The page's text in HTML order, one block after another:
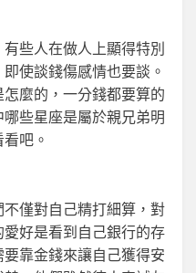
些人在做人上顯得特別
使談錢傷感情也要談。
麼的，一分錢都要算的
些星座是屬於親兄弟明
吧。
僅對自己精打細算，對
好是看到自己銀行的存
靠金錢來讓自己獲得安